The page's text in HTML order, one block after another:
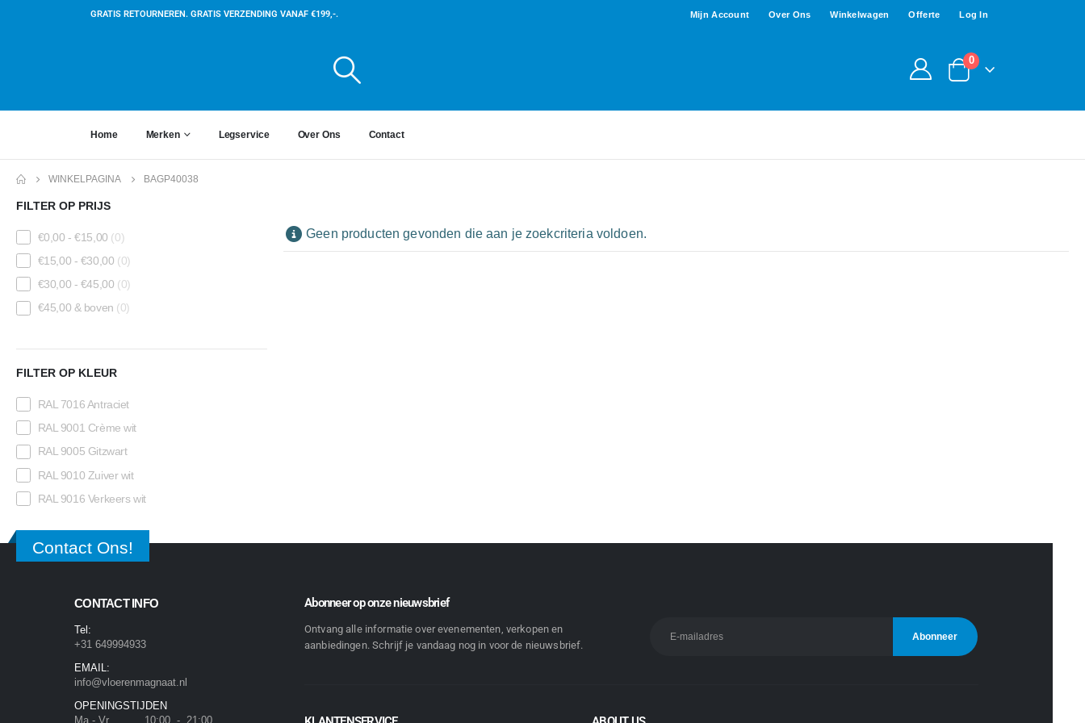
GRATIS RETOURNEREN. GRATIS VERZENDING VANAF €199,-. Mijn Account Over Ons Winkelwagen Offerte Log In
0
Home Merken Legservice Over Ons Contact
WINKELPAGINA BAGP40038
Geen producten gevonden die aan je zoekcriteria voldoen.
FILTER OP PRIJS
€0,00 -€15,00 (0)
€15,00 - €30,00 (0)
€30,00 - €45,00 (0)
€45,00 & boven (0)
FILTER OP KLEUR
RAL 7016 Antraciet
RAL 9001 Crème wit
RAL 9005 Gitzwart
RAL 9010 Zuiver wit
RAL 9016 Verkeers wit
Contact Ons!
CONTACT INFO
Tel:
+31 649994933
EMAIL:
info@vloerenmagnaat.nl
OPENINGSTIJDEN
Ma - Vr 10:00 - 21:00
Abonneer op onze nieuwsbrief
Ontvang alle informatie over evenementen, verkopen en
aanbiedingen. Schrijf je vandaag nog in voor de nieuwsbrief.